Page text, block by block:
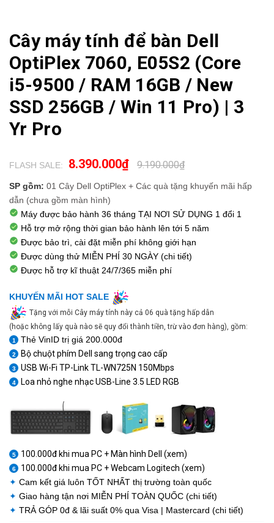
Cây máy tính để bàn Dell
OptiPlex 7060, E05S2 (Core
i5-9500 / RAM 16GB / New
SSD 256GB / Win 11 Pro) | 3
Yr Pro
FLASH SALE: 8.390.000₫ 9.190.000₫
SP gồm: 01 Cây Dell OptiPlex + Các quà tặng khuyến mãi hấp
dẫn (chưa gồm màn hình)
Máy được bảo hành 36 tháng TẠI NƠI SỬ DỤNG 1 đổi 1
Hỗ trợ mở rộng thời gian bảo hành lên tới 5 năm
Được bảo trì, cài đặt miễn phí không giới hạn
Được dùng thử MIỄN PHÍ 30 NGÀY (chi tiết)
Được hỗ trợ kĩ thuật 24/7/365 miễn phí
KHUYẾN MÃI HOT SALE
Tặng với mỗi Cây máy tính này cả 06 quà tặng hấp dẫn
(hoặc không lấy quà nào sẽ quy đổi thành tiền, trừ vào đơn hàng), gồm:
1 Thẻ VinID trị giá 200.000đ
2 Bộ chuột phím Dell sang trọng cao cấp
3 USB Wi-Fi TP-Link TL-WN725N 150Mbps
4 Loa nhỏ nghe nhạc USB-Line 3.5 LED RGB
5 100.000đ khi mua PC + Màn hình Dell (xem)
6
100.000đ khi mua PC + Webcam Logitech (xem)
✦ Cam kết giá luôn TỐT NHẤT thị trường toàn quốc
✦ Giao hàng tận nơi MIỄN PHÍ TOÀN QUỐC (chi tiết)
✦ TRẢ GÓP 0đ & lãi suất 0% qua Visa | Mastercard (chi tiết)